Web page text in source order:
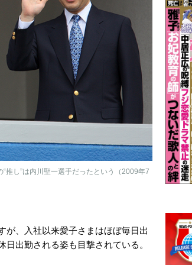
推し”は内川聖一選手だったという（2009年7
が、入社以来愛子さまはほぼ毎日出
出勤される姿も目撃されている。